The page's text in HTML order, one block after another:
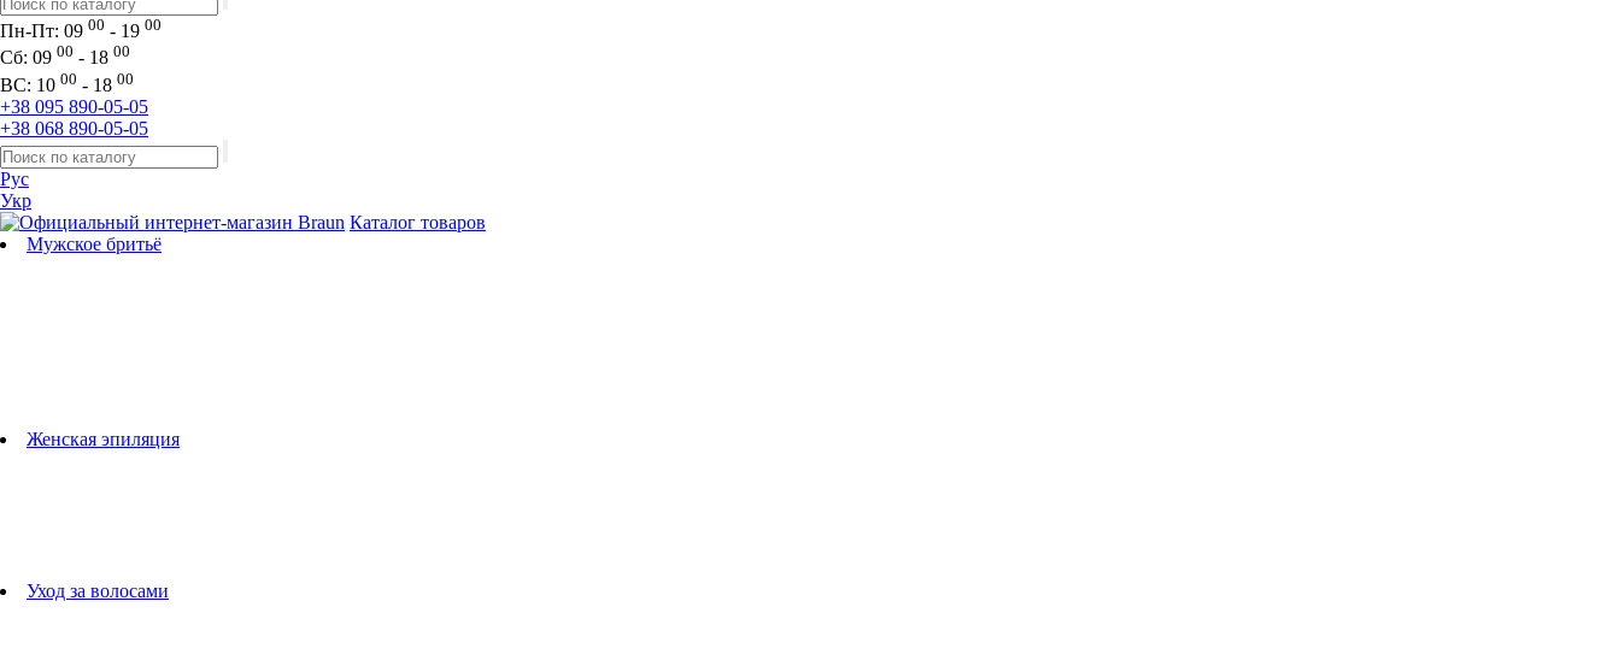
Пн-Пт: 09 00 - 19 00
Сб: 09 00 - 18 00
ВС: 10 00 - 18 00
+38 095 890-05-05
+38 068 890-05-05
Рус
Укр
Каталог товаров
Мужское бритьё
Женская эпиляция
Уход за волосами